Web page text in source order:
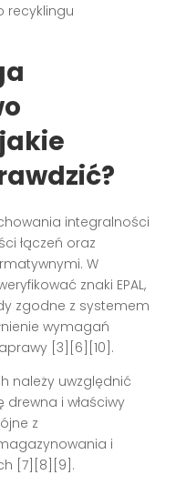
recyklingu
integralności
łączeń oraz
W
znaki EPAL,
zgodne z systemem
wymagań
[3][6][10].
należy uwzględnić
i właściwy
z
i
[7][8][9].